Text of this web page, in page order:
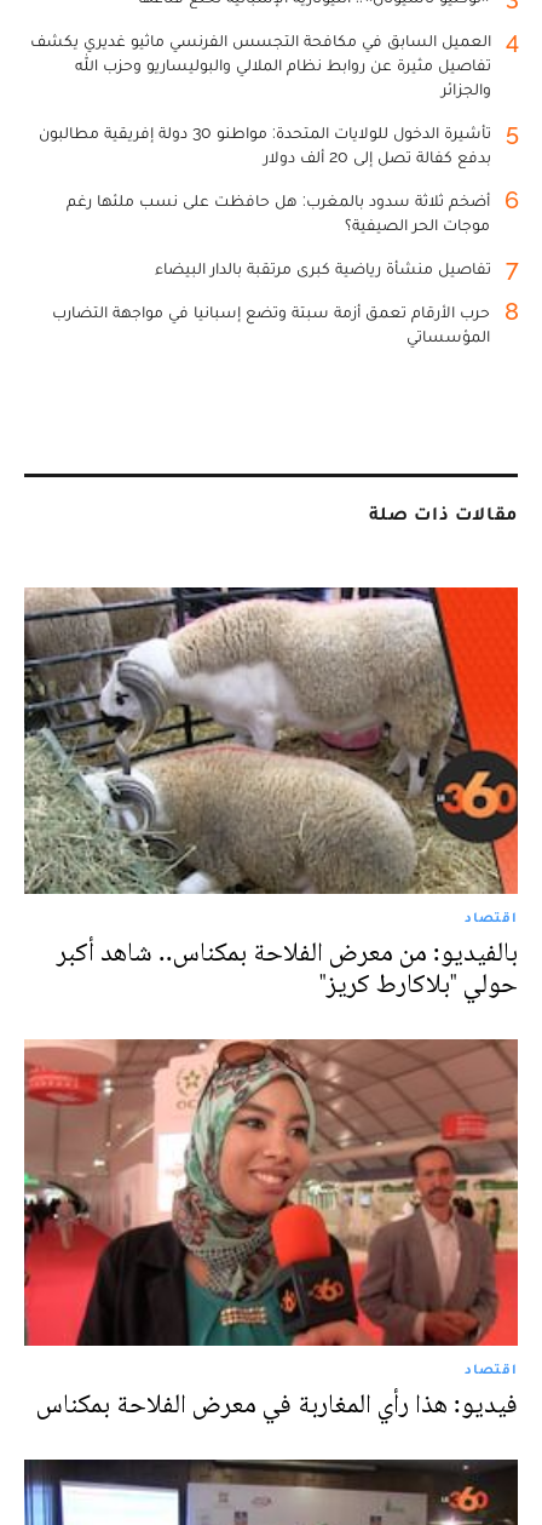
4
العميل السابق في مكافحة التجسس الفرنسي ماثيو غديري يكشف
تفاصيل مثيرة عن روابط نظام الملالي والبوليساريو وحزب الله
والجزائر
5
تأشيرة الدخول للولايات المتحدة: مواطنو 30 دولة إفريقية مطالبون
بدفع كفالة تصل إلى 20 ألف دولار
6
أضخم ثلاثة سدود بالمغرب: هل حافظت على نسب ملئها رغم
موجات الحر الصيفية؟
7 تفاصيل منشأة رياضية كبرى مرتقبة بالدار البيضاء
8
حرب الأرقام تعمق أزمة سبتة وتضع إسبانيا في مواجهة التضارب
المؤسساتي
مقالات ذات صلة
اقتصاد
بالفيديو: من معرض الفلاحة بمكناس.. شاهد أكبر
حولي "بلاكارط كريز"
اقتصاد
فيديو: هذا رأي المغاربة في معرض الفلاحة بمكناس